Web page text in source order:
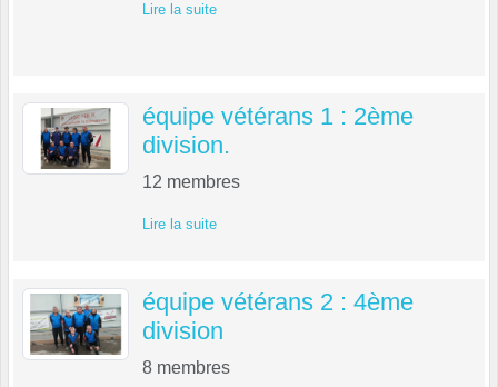
Lire la suite
équipe vétérans 1 : 2ème
division.
12 membres
Lire la suite
équipe vétérans 2 : 4ème
division
8 membres